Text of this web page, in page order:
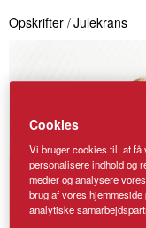
Opskrifter /Julekrans
Cookies
Vi bruger cookies til, at
personalisere indhold og
medier og analysere
brug af vores
analytiske